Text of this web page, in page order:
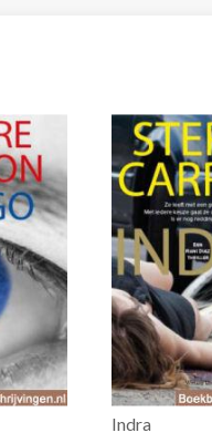
Indra